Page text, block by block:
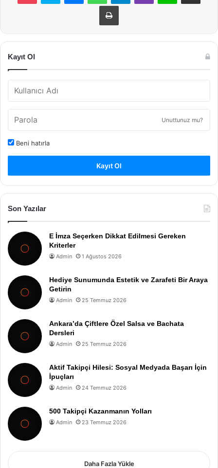
Yazdır
Kayıt Ol
Unuttunuz mu?
Beni hatırla
Kayıt Ol
Son Yazılar
E İmza Seçerken Dikkat Edilmesi Gereken
Kriterler
Admin 1 Ağustos 2026
Hediye Sunumunda Estetik ve Zarafeti Bir Araya
Getirin
Admin 25 Temmuz 2026
Ankara’da Çiftlere Özel Salsa ve Bachata
Dersleri
Admin 25 Temmuz 2026
Aktif Takipçi Hilesi: Sosyal Medyada Başarı İçin
İpuçları
Admin 24 Temmuz 2026
500 Takipçi Kazanmanın Yolları
Admin 23 Temmuz 2026
Daha Fazla Yükle